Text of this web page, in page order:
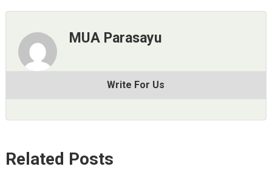
MUA Parasayu
Write For Us
Related Posts